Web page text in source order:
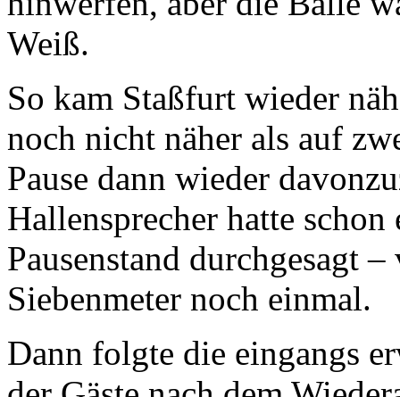
Weiß.
So kam Staßfurt wieder
noch nicht näher als auf
Pause dann wieder
Hallensprecher hatte
Pausenstand durchgesagt
Siebenmeter noch einmal.
Dann folgte die eingangs